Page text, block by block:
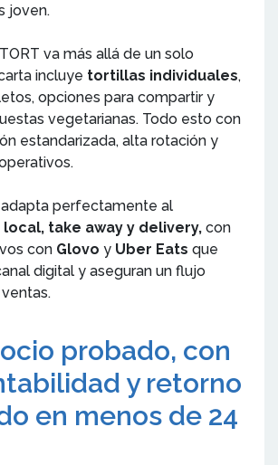
joven.
va más allá de un solo
incluye tortillas individuales,
opciones para compartir y
vegetarianas. Todo esto con
estandarizada, alta rotación y
perfectamente al
take away y delivery, con
con Glovo y Uber Eats que
digital y aseguran un flujo
probado, con
y retorno
en menos de 24